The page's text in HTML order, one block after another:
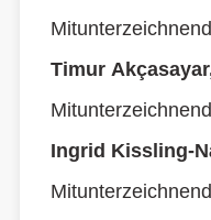
Timur
Ingrid Kissling-